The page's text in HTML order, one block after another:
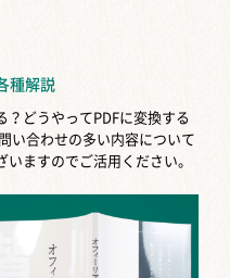
種解説
？どうやってPDFに変換する
い合わせの多い内容について
ますのでご活用ください。